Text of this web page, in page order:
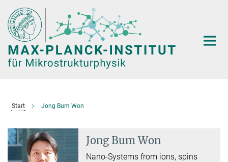
Hauptinhalt
Start Jong Bum Won
Jong Bum Won
Nano-Systems from ions, spins